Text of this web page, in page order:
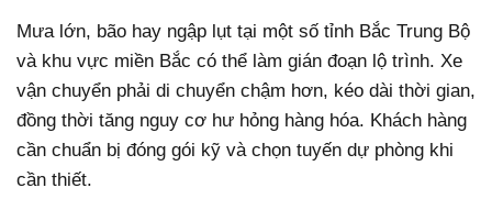
Mưa lớn, bão hay ngập lụt tại một số tỉnh Bắc Trung Bộ
và khu vực miền Bắc có thể làm gián đoạn lộ trình. Xe
vận chuyển phải di chuyển chậm hơn, kéo dài thời gian,
đồng thời tăng nguy cơ hư hỏng hàng hóa. Khách hàng
cần chuẩn bị đóng gói kỹ và chọn tuyến dự phòng khi
cần thiết.